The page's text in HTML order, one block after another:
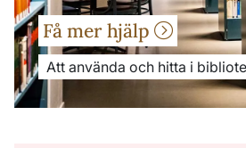
Få mer hjälp
Att använda och hitta i